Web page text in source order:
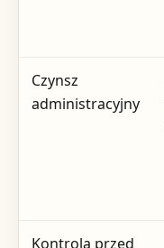
Czynsz
administracyjny
Kontrola przed